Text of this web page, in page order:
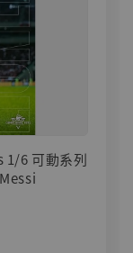
1/6 可動系列